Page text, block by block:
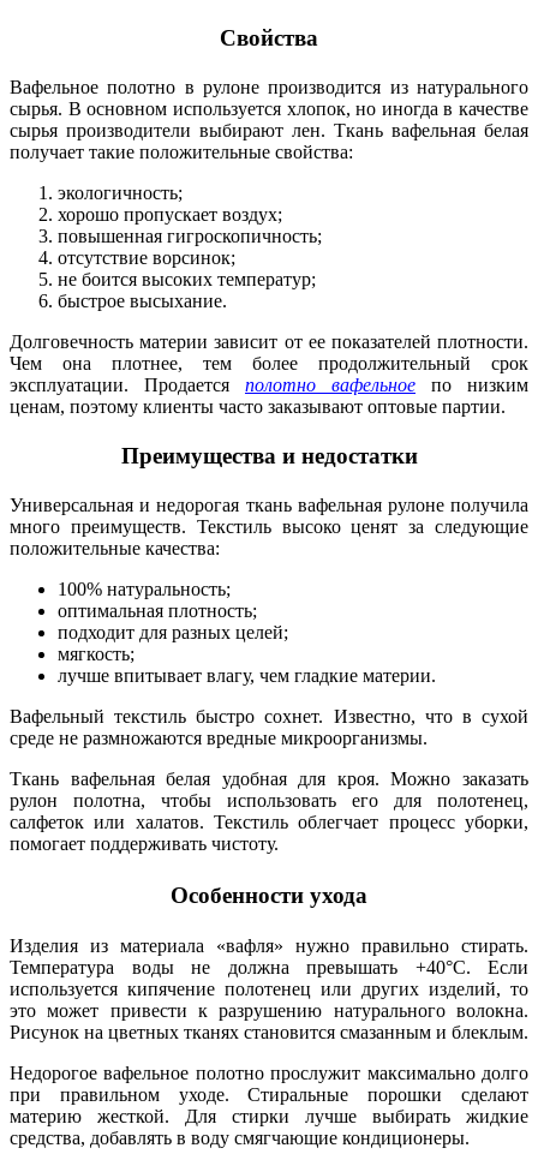
Свойства
Вафельное полотно в рулоне производится из натурального
сырья. В основном используется хлопок, но иногда в качестве
сырья производители выбирают лен. Ткань вафельная белая
получает такие положительные свойства:
экологичность;
хорошо пропускает воздух;
повышенная гигроскопичность;
отсутствие ворсинок;
не боится высоких температур;
быстрое высыхание.
Долговечность материи зависит от ее показателей плотности.
Чем она плотнее, тем более продолжительный срок
эксплуатации. Продается полотно вафельное по низким
ценам, поэтому клиенты часто заказывают оптовые партии.
Преимущества и недостатки
Универсальная и недорогая ткань вафельная рулоне получила
много преимуществ. Текстиль высоко ценят за следующие
положительные качества:
100% натуральность;
оптимальная плотность;
подходит для разных целей;
мягкость;
лучше впитывает влагу, чем гладкие материи.
Вафельный текстиль быстро сохнет. Известно, что в сухой
среде не размножаются вредные микроорганизмы.
Ткань вафельная белая удобная для кроя. Можно заказать
рулон полотна, чтобы использовать его для полотенец,
салфеток или халатов. Текстиль облегчает процесс уборки,
помогает поддерживать чистоту.
Особенности ухода
Изделия из материала «вафля» нужно правильно стирать.
Температура воды не должна превышать +40°C. Если
используется кипячение полотенец или других изделий, то
это может привести к разрушению натурального волокна.
Рисунок на цветных тканях становится смазанным и блеклым.
Недорогое вафельное полотно прослужит максимально долго
при правильном уходе. Стиральные порошки сделают
материю жесткой. Для стирки лучше выбирать жидкие
средства, добавлять в воду смягчающие кондиционеры.